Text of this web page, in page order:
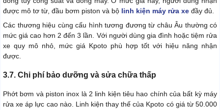
được mô tơ từ, đầu bơm piston và bộ linh kiện máy rửa xe đầy đủ.
Các thương hiệu cùng cấu hình tương đương từ châu Âu thường có
mức giá cao hơn 2 đến 3 lần. Với người dùng gia đình hoặc tiệm rửa
xe quy mô nhỏ, mức giá Kpoto phù hợp tốt với hiệu năng nhận
được.
3.7. Chi phí bảo dưỡng và sửa chữa thấp
Phớt bơm và piston inox là 2 linh kiện tiêu hao chính của bất kỳ máy
rửa xe áp lực cao nào. Linh kiện thay thế của Kpoto có giá từ 50.000